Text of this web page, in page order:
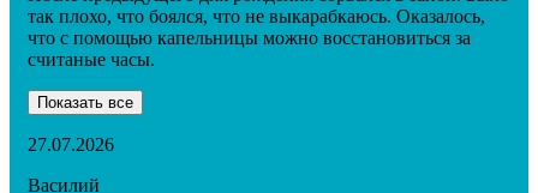
так плохо, что боялся, что не выкарабкаюсь. Оказалось,
что с помощью капельницы можно восстановиться за
считаные часы.
Показать все
27.07.2026
Василий